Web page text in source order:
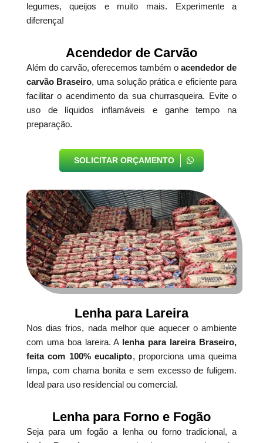
legumes, queijos e muito mais. Experimente a
diferença!
Acendedor de Carvão
Além do carvão, oferecemos também oacendedor de
carvão Braseiro, uma solução prática e eficiente para
facilitar o acendimento da sua churrasqueira. Evite o
uso de líquidos inflamáveis e ganhe tempo na
preparação.
SOLICITAR ORÇAMENTO
Lenha para Lareira
Nos dias frios, nada melhor que aquecer o ambiente
com uma boa lareira. A lenha para lareira Braseiro,
feita com 100% eucalipto, proporciona uma queima
limpa, com chama bonita e sem excesso de fuligem.
Ideal para uso residencial ou comercial.
Lenha para Forno e Fogão
Seja para um fogão a lenha ou forno tradicional, a